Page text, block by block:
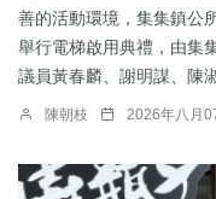
善的活動環境，集集鎮公
舉行電梯啟用典禮，由集
議員黃春麟、謝明謀、陳
陳朝枝 2026年八月